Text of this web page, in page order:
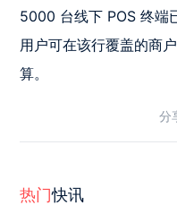
5000 台线下 POS 终端
用户可在该行覆盖的商
算。
分
热门快讯